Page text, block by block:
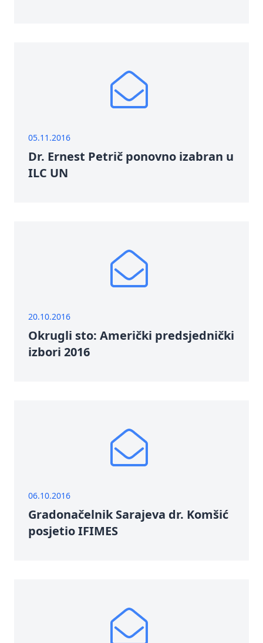
05.11.2016
Dr. Ernest Petrič ponovno izabran u
ILC UN
20.10.2016
Okrugli sto: Američki predsjednički
izbori 2016
06.10.2016
Gradonačelnik Sarajeva dr. Komšić
posjetio IFIMES